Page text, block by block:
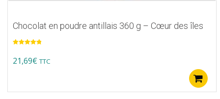
Chocolat en poudre antillais 360 g – Cœur des îles
sur 5
21,69€ TTC